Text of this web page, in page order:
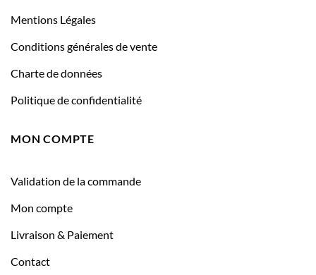
Mentions Légales
Conditions générales de vente
Charte de données
Politique de confidentialité
MON COMPTE
Validation de la commande
Mon compte
Livraison & Paiement
Contact